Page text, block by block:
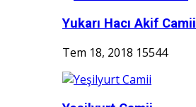
Yukarı Hacı Akif Camii
Tem 18, 2018 15544